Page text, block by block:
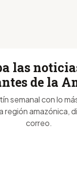
las
de la
semanal con lo
región amazónica,
correo.